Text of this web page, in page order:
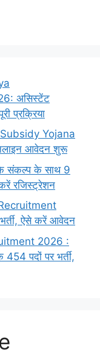
असिस्टेंट
प्रक्रिया
Yojana
आवेदन शुरू
के संकल्प के साथ 9
रजिस्ट्रेशन
ऐसे करें आवेदन
2026 :
454 पदों पर भर्ती,